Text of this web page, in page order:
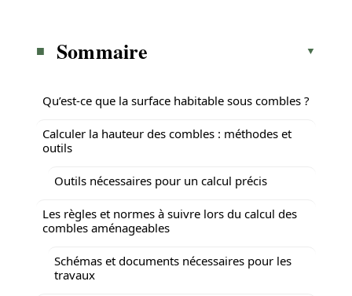
Sommaire
Qu’est-ce que la surface habitable sous combles ?
Calculer la hauteur des combles : méthodes et
outils
Outils nécessaires pour un calcul précis
Les règles et normes à suivre lors du calcul des
combles aménageables
Schémas et documents nécessaires pour les
travaux